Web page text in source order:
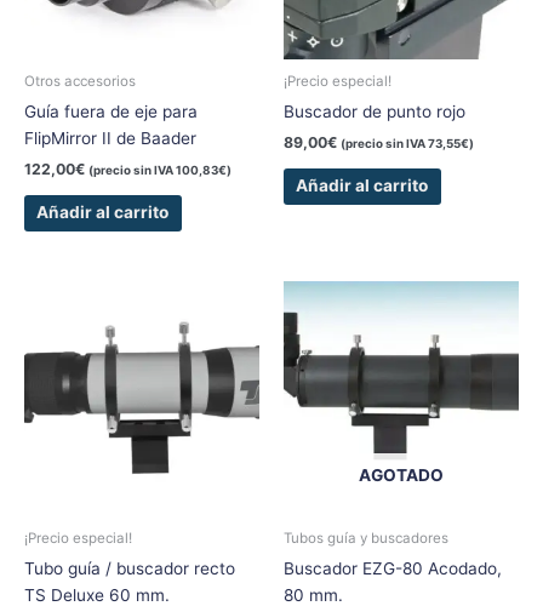
Otros accesorios
Guía fuera de eje para
FlipMirror II de Baader
122,00€ (precio sin IVA100,83€)
Añadir al carrito
¡Precio especial!
Buscador de punto rojo
89,00€ (precio sin IVA73,55€)
Añadir al carrito
¡Precio especial!
Tubo guía / buscador recto
TS Deluxe 60 mm.
AGOTADO
Tubos guía y buscadores
Buscador EZG-80 Acodado,
80 mm.